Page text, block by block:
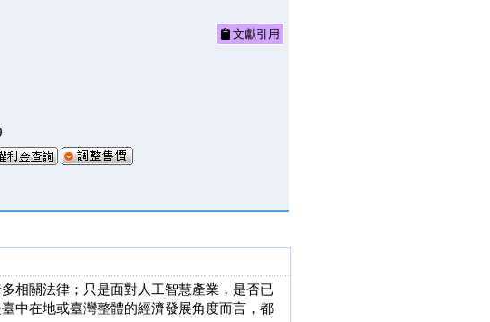
文獻引用
相關法律；只是面對人工智慧產業，是否已
中在地或臺灣整體的經濟發展角度而言，都